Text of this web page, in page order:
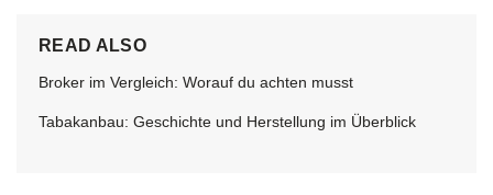
READ ALSO
Broker im Vergleich: Worauf du achten musst
Tabakanbau: Geschichte und Herstellung im Überblick